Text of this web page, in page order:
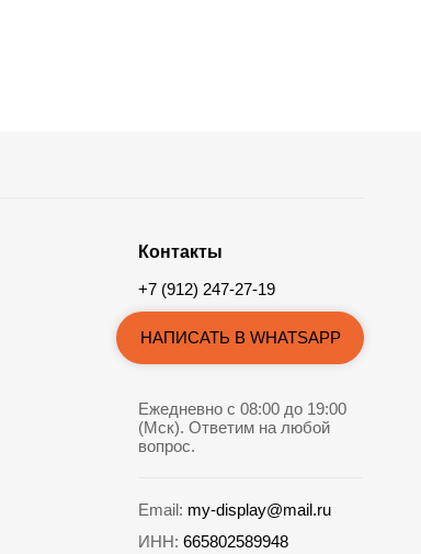
Контакты
+7 (912) 247-27-19
НАПИСАТЬ В WHATSAPP
Ежедневно с 08:00 до 19:00
(Мск). Ответим на любой
вопрос.
Email: my-display@mail.ru
ИНН: 665802589948